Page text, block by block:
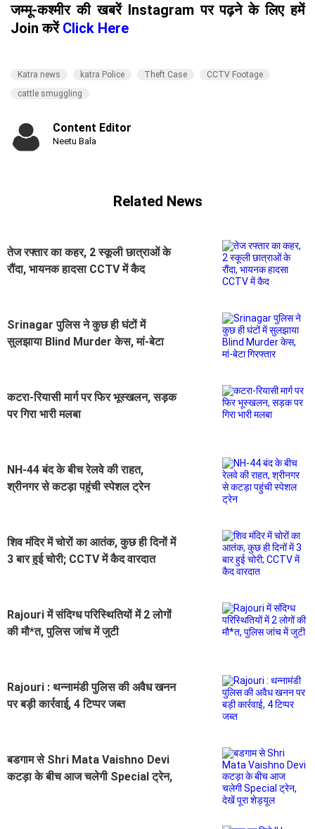
जम्मू-कश्मीर की खबरें Instagram पर पढ़ने के लिए हमें
Join करें Click Here
Katra news katra Police Theft Case
CCTV Footage
cattle smuggling
Content Editor
Neetu Bala
Related News
तेज रफ्तार का कहर, 2 स्कूली छात्राओं के
रौंदा, भायनक हादसा CCTV में कैद
Srinagar पुलिस ने कुछ ही घंटों में
सुलझाया Blind Murder केस, मां-बेटा
कटरा-रियासी मार्ग पर फिर भूस्खलन, सड़क
पर गिरा भारी मलबा
NH-44 बंद के बीच रेलवे की राहत,
श्रीनगर से कटड़ा पहुंची स्पेशल ट्रेन
शिव मंदिर में चोरों का आतंक, कुछ ही दिनों में
3 बार हुई चोरी; CCTV में कैद वारदात
Rajouri में संदिग्ध परिस्थितियों में 2 लोगों
की मौ*त, पुलिस जांच में जुटी
Rajouri : थन्नामंडी पुलिस की अवैध खनन
पर बड़ी कार्रवाई, 4 टिप्पर जब्त
बडगाम से Shri Mata Vaishno Devi
कटड़ा के बीच आज चलेगी Special ट्रेन,